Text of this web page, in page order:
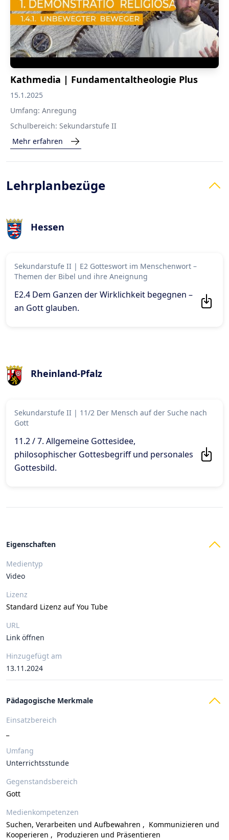
Kathmedia | Fundamentaltheologie Plus
15.1.2025
Umfang: Anregung
Schulbereich: Sekundarstufe II
Mehr erfahren
Lehrplanbezüge
Hessen
Sekundarstufe II | E2 Gotteswort im Menschenwort –
Themen der Bibel und ihre Aneignung
E2.4 Dem Ganzen der Wirklichkeit begegnen –
an Gott glauben.
Rheinland-Pfalz
Sekundarstufe II | 11/2 Der Mensch auf der Suche nach
Gott
11.2 / 7. Allgemeine Gottesidee,
philosophischer Gottesbegriff und personales
Gottesbild.
Eigenschaften
Medientyp
Video
Lizenz
Standard Lizenz auf You Tube
URL
Link öffnen
Hinzugefügt am
13.11.2024
Pädagogische Merkmale
Einsatzbereich
Umfang
Unterrichtsstunde
Gegenstandsbereich
Gott
Medienkompetenzen
Suchen, Verarbeiten und Aufbewahren , Kommunizieren und
Kooperieren , Produzieren und Präsentieren